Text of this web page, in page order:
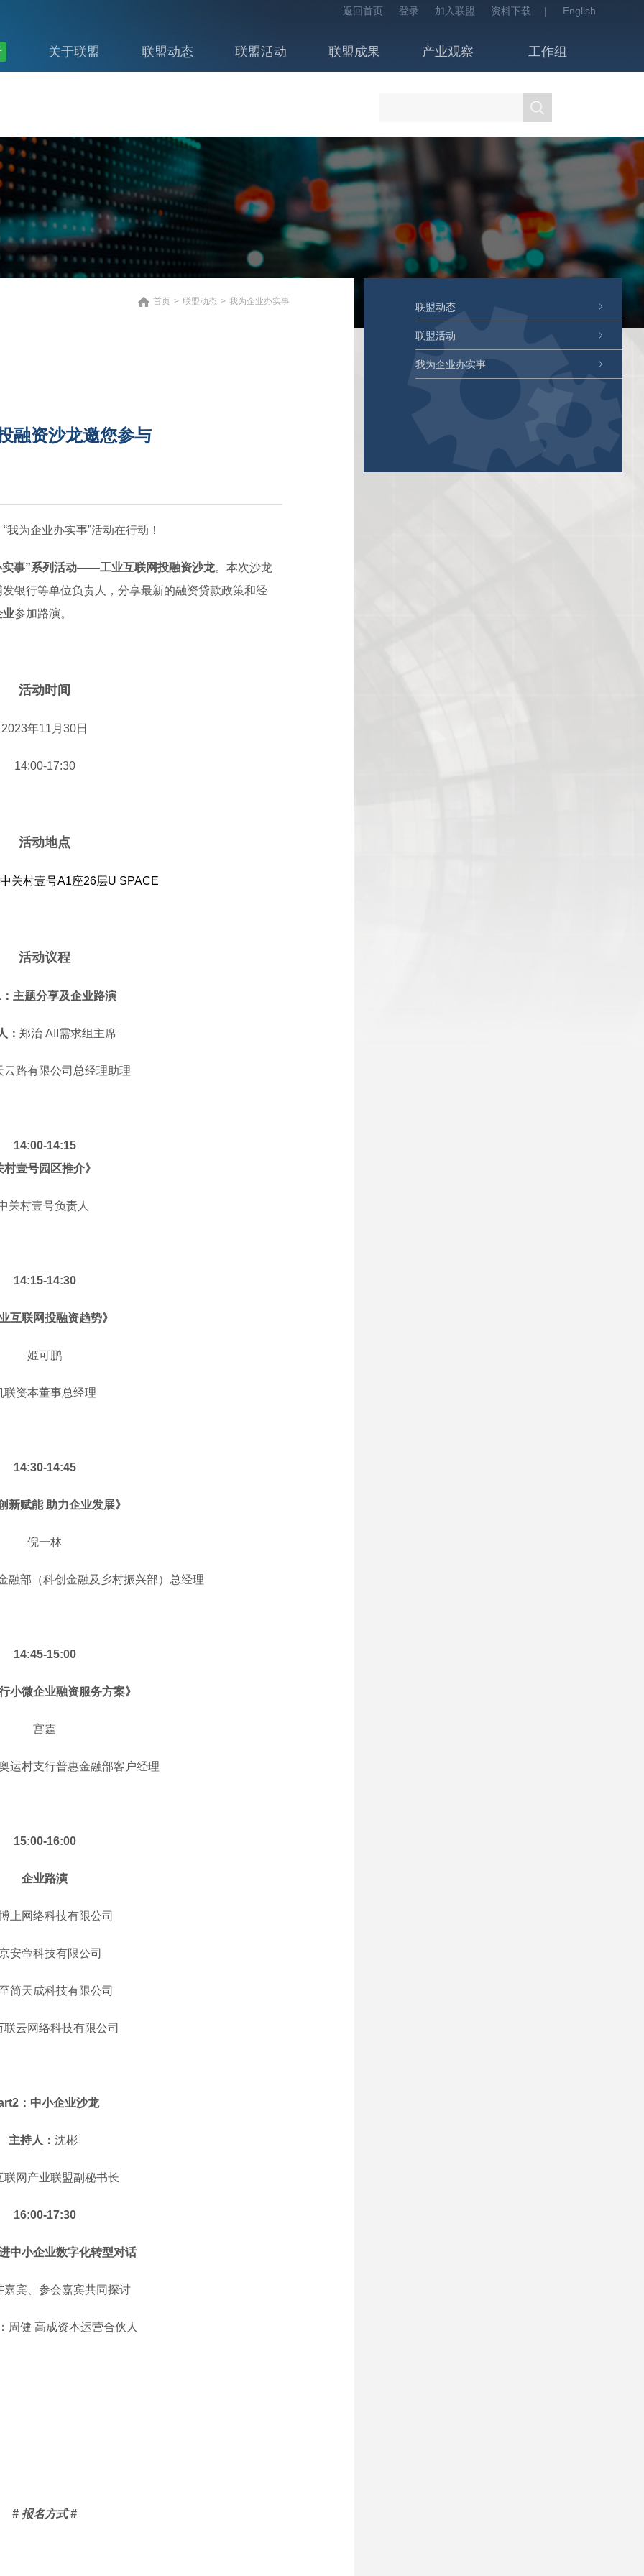
返回首页 登录 加入联盟 资料下载 | English
关于联盟 联盟动态 联盟活动 联盟成果 产业观察
工作组
首页 > 联盟动态 > 我为企业办实事
融资沙龙邀您参与
我为企业办实事”活动在行动！
实事”系列活动——工业互联网投融资沙龙。本次沙龙
银行等单位负责人，分享最新的融资贷款政策和经
业参加路演。
活动时间
2023年11月30日
14:00-17:30
活动地点
关村壹号A1座26层U SPACE
活动议程
主题分享及企业路演
： 郑治 AII需求组主席
云路有限公司总经理助理
14:00-14:15
村壹号园区推介》
关村壹号负责人
14:15-14:30
业互联网投融资趋势》
姬可鹏
联资本董事总经理
14:30-14:45
新赋能 助力企业发展》
倪一林
融部（科创金融及乡村振兴部）总经理
14:45-15:00
小微企业融资服务方案》
宫霆
运村支行普惠金融部客户经理
15:00-16:00
企业路演
上网络科技有限公司
安帝科技有限公司
简天成科技有限公司
联云网络科技有限公司
：中小企业沙龙
主持人：沈彬
联网产业联盟副秘书长
16:00-17:30
中小企业数字化转型对话
嘉宾、参会嘉宾共同探讨
周健 高成资本运营合伙人
# 报名方式 #
联盟动态
联盟活动
我为企业办实事